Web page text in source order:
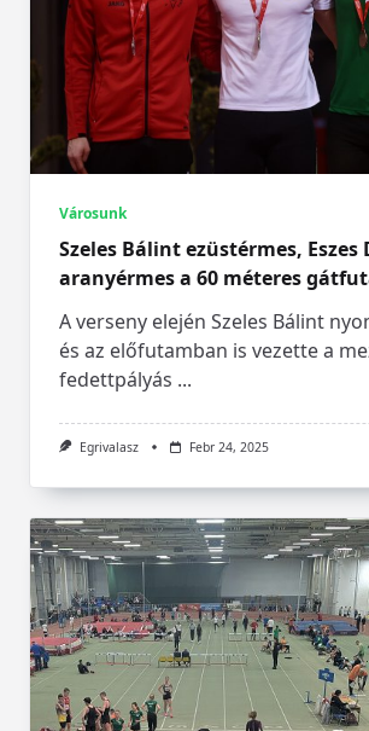
Városunk
Szeles Bálint ezüstérmes, Eszes
aranyérmes a 60 méteres
A verseny elején Szeles Bálint
és az előfutamban is vezette a
fedettpályás ...
Egrivalasz Febr 24, 2025